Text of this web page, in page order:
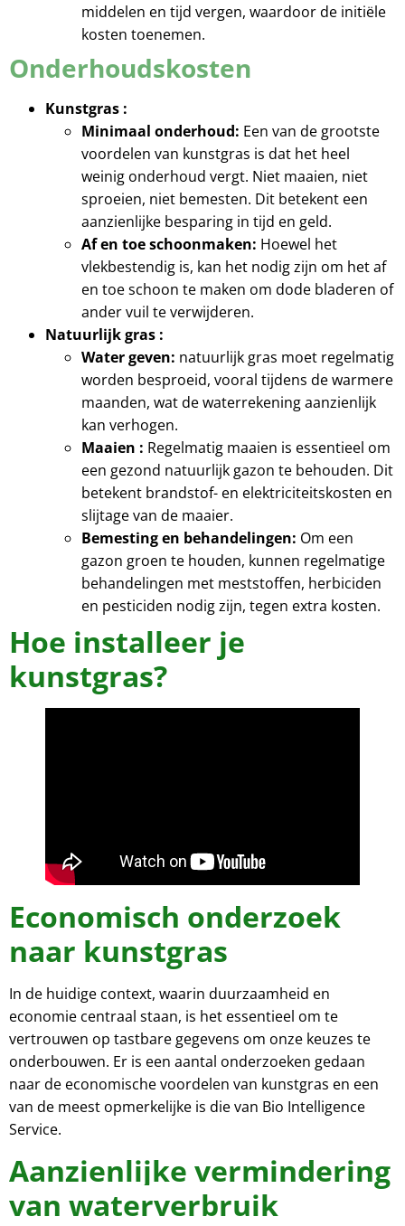
middelen en tijd vergen, waardoor de initiële
kosten toenemen.
Onderhoudskosten
Kunstgras :
Minimaal onderhoud: Een van de grootste
voordelen van kunstgras is dat het heel
weinig onderhoud vergt. Niet maaien, niet
sproeien, niet bemesten. Dit betekent een
aanzienlijke besparing in tijd en geld.
Af en toe schoonmaken: Hoewel het
vlekbestendig is, kan het nodig zijn om het af
en toe schoon te maken om dode bladeren of
ander vuil te verwijderen.
Natuurlijk gras :
Water geven: natuurlijk gras moet regelmatig
worden besproeid, vooral tijdens de warmere
maanden, wat de waterrekening aanzienlijk
kan verhogen.
Maaien : Regelmatig maaien is essentieel om
een gezond natuurlijk gazon te behouden. Dit
betekent brandstof- en elektriciteitskosten en
slijtage van de maaier.
Bemesting en behandelingen: Om een
gazon groen te houden, kunnen regelmatige
behandelingen met meststoffen, herbiciden
en pesticiden nodig zijn, tegen extra kosten.
Hoe installeer je
kunstgras?
Economisch onderzoek
naar kunstgras
In de huidige context, waarin duurzaamheid en
economie centraal staan, is het essentieel om te
vertrouwen op tastbare gegevens om onze keuzes te
onderbouwen. Er is een aantal onderzoeken gedaan
naar de economische voordelen van kunstgras en een
van de meest opmerkelijke is die van Bio Intelligence
Service.
Aanzienlijke vermindering
van waterverbruik